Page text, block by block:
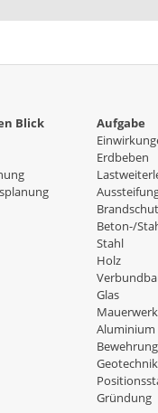
Blick
Aufgabe
Erdbeben
Beton-/
Stahl
Holz
Glas
Mauerwerk
Aluminium
Bewehrung
Geotechnik
Gründung